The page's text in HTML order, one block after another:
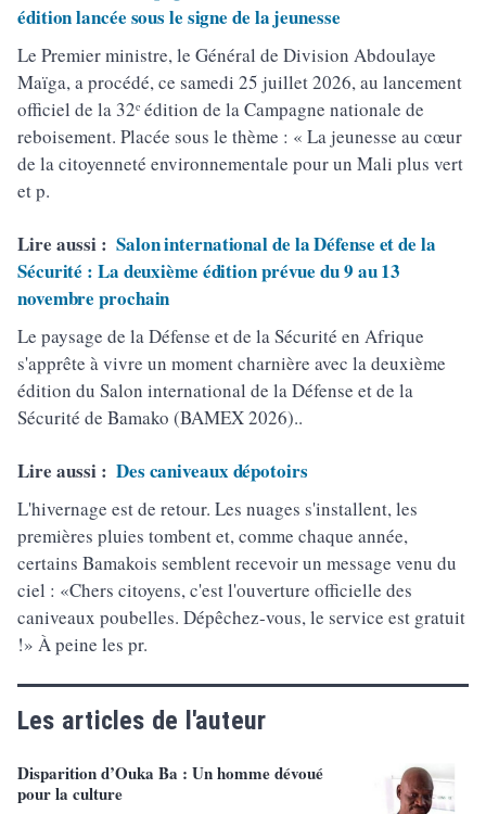
édition lancée sous le signe de la jeunesse
Le Premier ministre, le Général de Division Abdoulaye
Maïga, a procédé, ce samedi 25 juillet 2026, au lancement
officiel de la 32ᵉ édition de la Campagne nationale de
reboisement. Placée sous le thème : « La jeunesse au cœur
de la citoyenneté environnementale pour un Mali plus vert
et p.
Lire aussi : Salon international de la Défense et de la
Sécurité : La deuxième édition prévue du 9 au 13
novembre prochain
Le paysage de la Défense et de la Sécurité en Afrique
s'apprête à vivre un moment charnière avec la deuxième
édition du Salon international de la Défense et de la
Sécurité de Bamako (BAMEX 2026)..
Lire aussi : Des caniveaux dépotoirs
L'hivernage est de retour. Les nuages s'installent, les
premières pluies tombent et, comme chaque année,
certains Bamakois semblent recevoir un message venu du
ciel : «Chers citoyens, c'est l'ouverture officielle des
caniveaux poubelles. Dépêchez-vous, le service est gratuit
!» À peine les pr.
Les articles de l'auteur
Disparition d’Ouka Ba : Un homme dévoué
pour la culture